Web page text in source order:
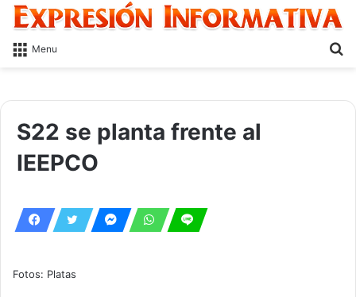
Menu
S22 se planta frente al
IEEPCO
Fotos: Platas